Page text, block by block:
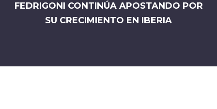
FEDRIGONI CONTINÚA APOSTANDO POR
SU CRECIMIENTO EN IBERIA